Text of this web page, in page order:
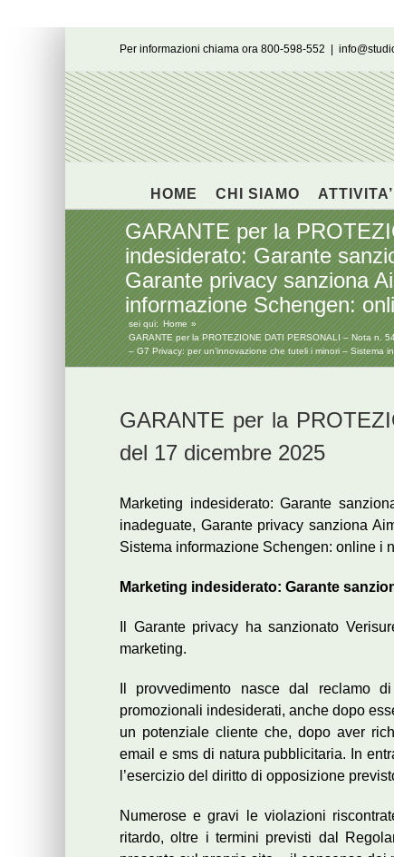
Per informazioni chiama ora 800-598-552
HOME CHI SIAMO ATTIVITA’
GARANTE per la
indesiderato: Garante
Garante privacy sanziona
informazione Schengen:
sei qui: Home
GARANTE per la PROTEZIONE DATI PERSONALI – Nota n.
– G7 Privacy: per un’innovazione che tuteli i minori – Sistema
GARANTE per la
del 17 dicembre 2025
Marketing indesiderato: Garante
inadeguate, Garante privacy sanziona
Sistema informazione Schengen: online i
Marketing indesiderato: Garante
Il Garante privacy ha sanzionato
marketing.
Il provvedimento nasce dal reclamo
promozionali indesiderati, anche dopo
un potenziale cliente che, dopo aver
email e sms di natura pubblicitaria. In
l’esercizio del diritto di opposizione
Numerose e gravi le violazioni
ritardo, oltre i termini previsti dal